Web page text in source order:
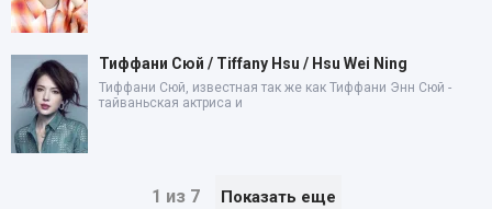
Тиффани Сюй / Tiffany Hsu / Hsu Wei Ning
Тиффани Сюй, известная так же как Тиффани Энн Сюй -
тайваньская актриса и
1 из 7 Показать еще